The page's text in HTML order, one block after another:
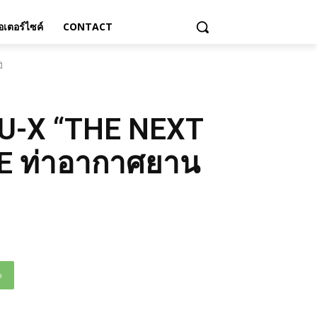
เตอร์ไซค์ CONTACT
“THE NEXT
ท่าอากาศยาน